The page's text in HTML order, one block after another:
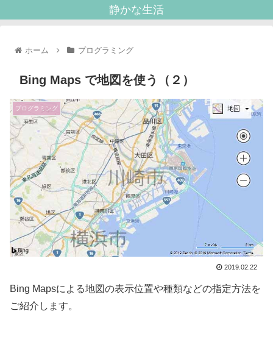
静かな生活
ホーム プログラミング
Bing Maps で地図を使う（２）
プログラミング
2019.02.22
Bing Mapsによる地図の表示位置や種類などの指定方法を
ご紹介します。